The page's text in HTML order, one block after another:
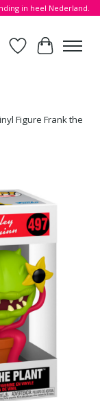
in heel Nederland.
Verlanglijst
Figure Frank the